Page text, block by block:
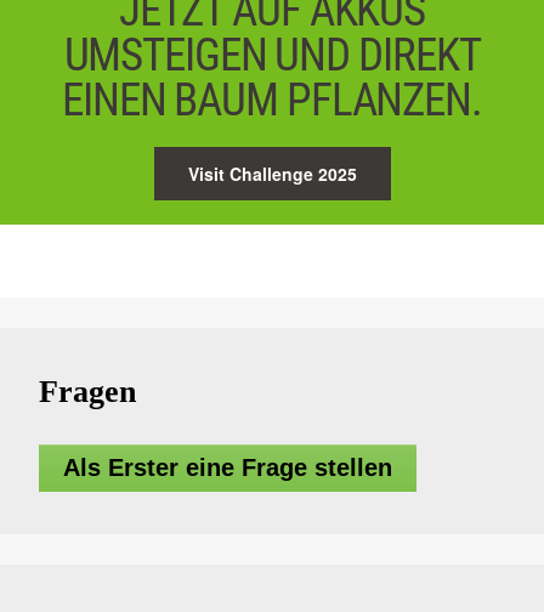
JETZT AUF AKKUS
UMSTEIGEN UND DIREKT
EINEN BAUM PFLANZEN.
Visit Challenge 2025
Fragen
Als Erster eine Frage stellen